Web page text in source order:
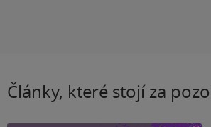
Články, které stojí za